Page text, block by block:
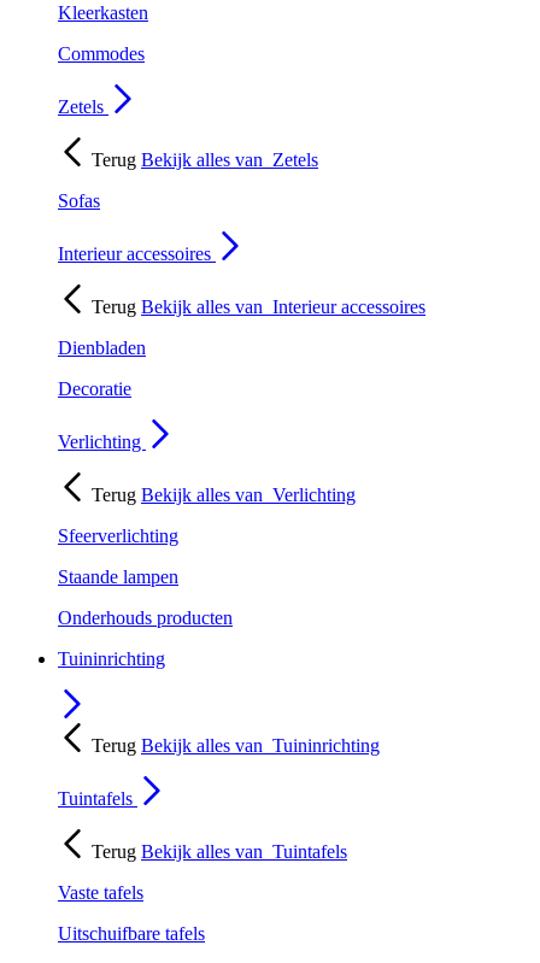
Kleerkasten
Commodes
Zetels
Terug Bekijk alles van Zetels
Sofas
Interieur accessoires
Terug Bekijk alles van Interieur accessoires
Dienbladen
Decoratie
Verlichting
Terug Bekijk alles van Verlichting
Sfeerverlichting
Staande lampen
Onderhouds producten
Tuininrichting
Terug Bekijk alles van Tuininrichting
Tuintafels
Terug Bekijk alles van Tuintafels
Vaste tafels
Uitschuifbare tafels